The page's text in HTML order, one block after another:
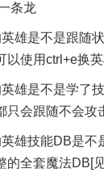
条龙
雄是不是跟随
以使用ctrl+e换
雄是不是学了
只会跟随不会攻
雄技能DB是不
的全套魔法DB[